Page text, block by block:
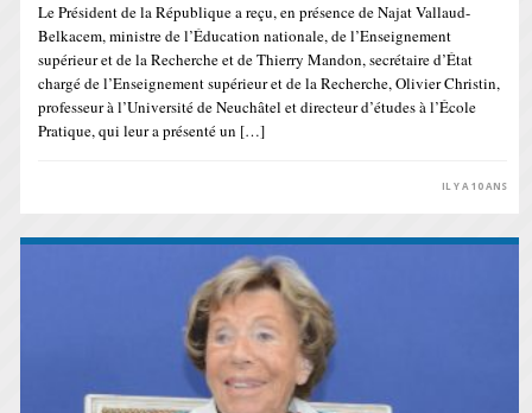
Le Président de la République a reçu, en présence de Najat Vallaud-
Belkacem, ministre de l’Éducation nationale, de l’Enseignement
supérieur et de la Recherche et de Thierry Mandon, secrétaire d’État
chargé de l’Enseignement supérieur et de la Recherche, Olivier Christin,
professeur à l’Université de Neuchâtel et directeur d’études à l’École
Pratique, qui leur a présenté un […]
IL Y A 10 ANS